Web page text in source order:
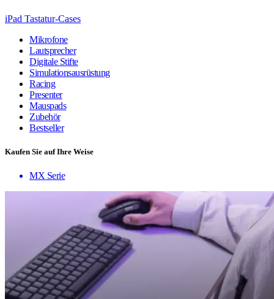
iPad Tastatur-Cases
Mikrofone
Lautsprecher
Digitale Stifte
Simulationsausrüstung
Racing
Presenter
Mauspads
Zubehör
Bestseller
Kaufen Sie auf Ihre Weise
MX Serie